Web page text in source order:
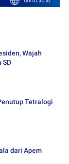
Wajah
SD
Tetralogi
dari Apem